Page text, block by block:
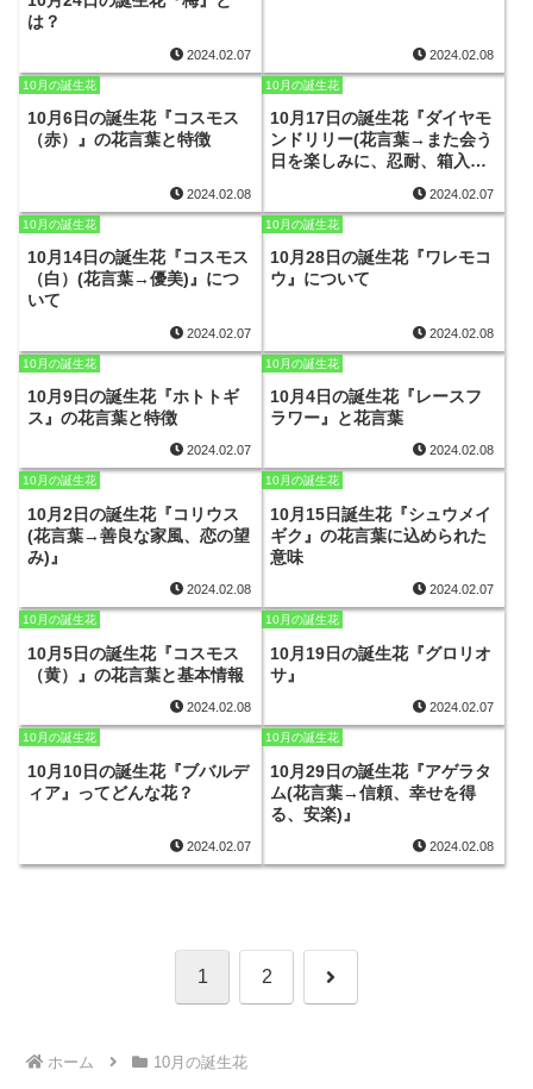
は？
2024.02.07 2024.02.08
10月の誕生花
10月6日の誕生花『コスモス
（赤）』の花言葉と特徴
2024.02.08
10月の誕生花
10月17日の誕生花『ダイヤモ
ンドリリー(花言葉→また会う
日を楽しみに、忍耐、箱入り
2024.02.07
10月の誕生花
10月14日の誕生花『コスモス
（白）(花言葉→優美)』につ
いて
2024.02.07
10月の誕生花
10月28日の誕生花『ワレモコ
ウ』について
2024.02.08
10月の誕生花
10月9日の誕生花『ホトトギ
ス』の花言葉と特徴
2024.02.07
10月の誕生花
10月4日の誕生花『レースフ
ラワー』と花言葉
2024.02.08
10月の誕生花
10月2日の誕生花『コリウス
(花言葉→善良な家風、恋の望
み)』
2024.02.08
10月の誕生花
10月15日誕生花『シュウメイ
ギク』の花言葉に込められた
意味
2024.02.07
10月の誕生花
10月5日の誕生花『コスモス
（黄）』の花言葉と基本情報
2024.02.08
10月の誕生花
10月19日の誕生花『グロリオ
サ』
2024.02.07
10月の誕生花
10月10日の誕生花『ブバルデ
ィア』ってどんな花？
2024.02.07
10月の誕生花
10月29日の誕生花『アゲラタ
ム(花言葉→信頼、幸せを得
る、安楽)』
2024.02.08
1 2 次
ホーム 10月の誕生花